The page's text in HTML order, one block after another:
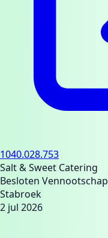
1040.028.753
Salt & Sweet Catering
Besloten Vennootschap
Stabroek
2 jul 2026